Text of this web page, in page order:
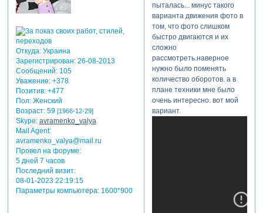
потому что при первой
ошибке потеряли интерес.
а что является важным
интерес к теме! поэтому
тем кому интересна та или
откладывайте её освоение
в дальний угол, а те, кто уже
вник, я уверена, с
Откуда:Украина
Зарегистрирован: 26-08-2013
Сообщений:105
Уважение: +378
Позитив: +477
Пол:Женский
Возраст:59 [1966-12-29]
Skype: avramenko_valya
Mail Agent:
avramenko_valya@mail.ru
Провел на форуме:
5 дней 7 часов
Последний визит:
08-01-2023 22:19:15
Параметры компьютера:1600*900
пыталась... минус такого
варианта движения фото в
том, что фото слишком
быстро двигаются и их
сложно
рассмотреть.наверное
нужно было поменять
количество оборотов. а в
плане техники мне было
очень интересно. вот мой
вариант.